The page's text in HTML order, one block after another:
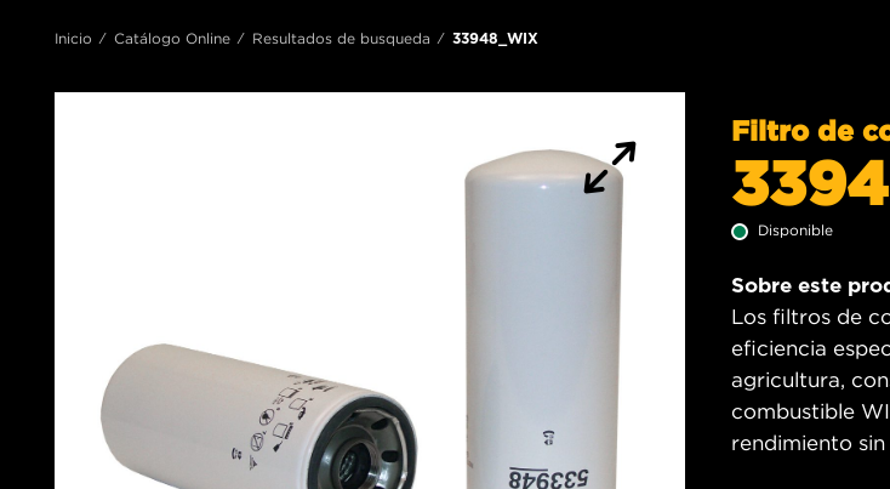
Inicio Catálogo Online Resultados de busqueda 33948_WIX
Filtro de
Disponible
Sobre este
Los filtros de
eficiencia
agricultura,
combustible
rendimiento